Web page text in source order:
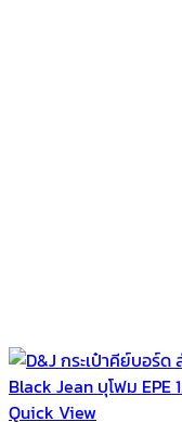
Quick View